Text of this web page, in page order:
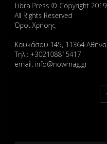
Libra Press © Copyright 2019
All Rights Reserved
Όροι Χρήσης
Καυκάσου 145, 11364 Αθήνα
Τηλ.: +302108815417
email: info@nowmag.gr